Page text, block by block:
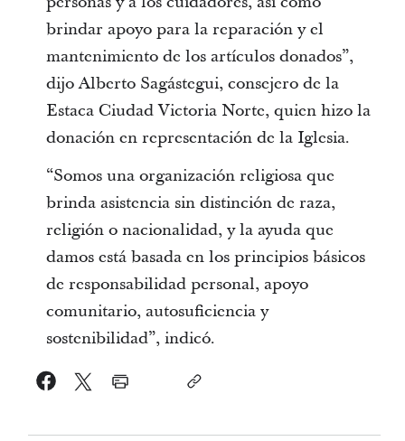
brindar apoyo para la reparación y el
mantenimiento de los artículos donados”,
dijo Alberto Sagástegui, consejero de la
Estaca Ciudad Victoria Norte, quien hizo la
donación en representación de la Iglesia.
“Somos una organización religiosa que
brinda asistencia sin distinción de raza,
religión o nacionalidad, y la ayuda que
damos está basada en los principios básicos
de responsabilidad personal, apoyo
comunitario, autosuficiencia y
sostenibilidad”, indicó.